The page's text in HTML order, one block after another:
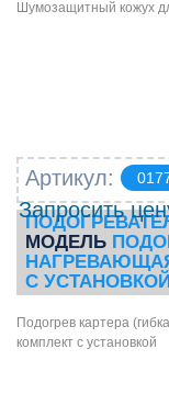
Шумозащитный кожух
Артикул:
Запросить
МОДЕЛЬ
С УСТАНОВКОЙ
Подогрев картера
комплект с установкой